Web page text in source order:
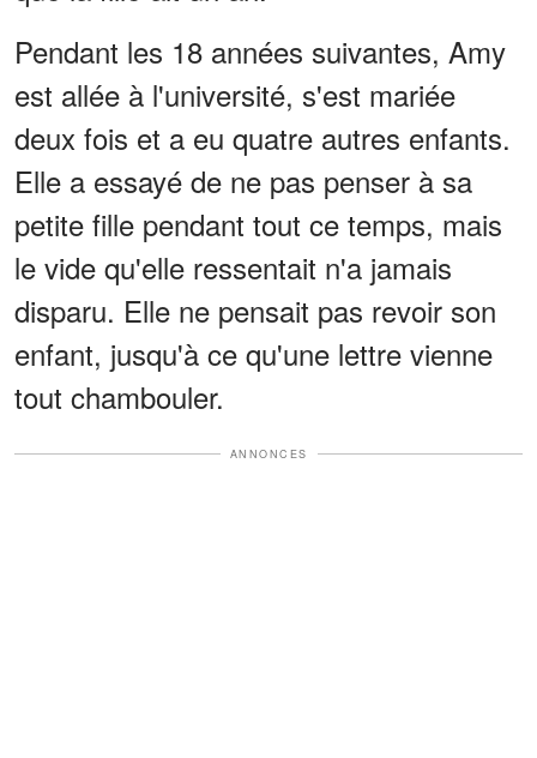
Pendant les 18 années suivantes, Amy
est allée à l'université, s'est mariée
deux fois et a eu quatre autres enfants.
Elle a essayé de ne pas penser à sa
petite fille pendant tout ce temps, mais
le vide qu'elle ressentait n'a jamais
disparu. Elle ne pensait pas revoir son
enfant, jusqu'à ce qu'une lettre vienne
tout chambouler.
ANNONCES